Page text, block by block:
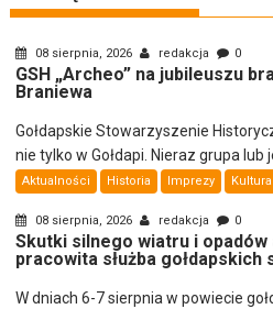
08 sierpnia, 2026 redakcja 0
GSH „Archeo” na jubileuszu
Braniewa
Gołdapskie Stowarzyszenie
nie tylko w Gołdapi. Nieraz grupa lub
Aktualności Historia Imprezy
08 sierpnia, 2026 redakcja 0
Skutki silnego wiatru i
pracowita służba gołdapskich
W dniach 6-7 sierpnia w powiecie